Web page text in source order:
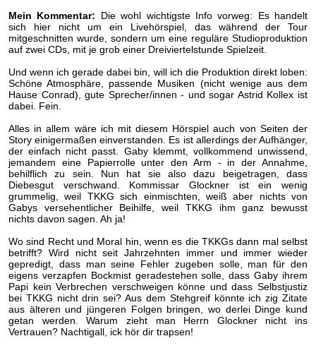
Mein Kommentar: Die wohl wichtigste Info vorweg: Es handelt
sich hier nicht um ein Livehörspiel, das während der Tour
mitgeschnitten wurde, sondern um eine reguläre Studioproduktion
auf zwei CDs, mit je grob einer Dreiviertelstunde Spielzeit.
Und wenn ich gerade dabei bin, will ich die Produktion direkt loben:
Schöne Atmosphäre, passende Musiken (nicht wenige aus dem
Hause Conrad), gute Sprecher/innen - und sogar Astrid Kollex ist
dabei. Fein.
Alles in allem wäre ich mit diesem Hörspiel auch von Seiten der
Story einigermaßen einverstanden. Es ist allerdings der Aufhänger,
der einfach nicht passt. Gaby klemmt, vollkommend unwissend,
jemandem eine Papierrolle unter den Arm - in der Annahme,
behilflich zu sein. Nun hat sie also dazu beigetragen, dass
Diebesgut verschwand. Kommissar Glockner ist ein wenig
grummelig, weil TKKG sich einmischten, weiß aber nichts von
Gabys versehentlicher Beihilfe, weil TKKG ihm ganz bewusst
nichts davon sagen. Ah ja!
Wo sind Recht und Moral hin, wenn es die TKKGs dann mal selbst
betrifft? Wird nicht seit Jahrzehnten immer und immer wieder
gepredigt, dass man seine Fehler zugeben solle, man für den
eigens verzapfen Bockmist geradestehen solle, dass Gaby ihrem
Papi kein Verbrechen verschweigen könne und dass Selbstjustiz
bei TKKG nicht drin sei? Aus dem Stehgreif könnte ich zig Zitate
aus älteren und jüngeren Folgen bringen, wo derlei Dinge kund
getan werden. Warum zieht man Herrn Glockner nicht ins
Vertrauen? Nachtigall, ick hör dir trapsen!